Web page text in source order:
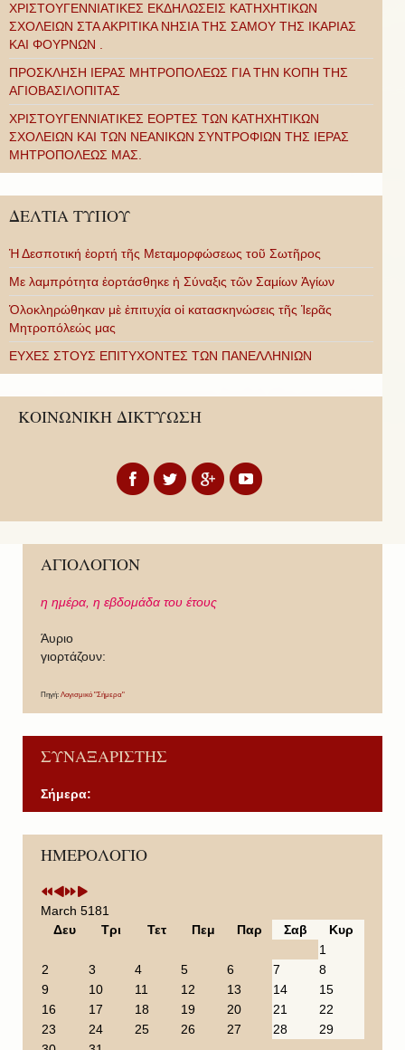
ΧΡΙΣΤΟΥΓΕΝΝΙΑΤΙΚΕΣ ΕΚΔΗΛΩΣΕΙΣ ΚΑΤΗΧΗΤΙΚΩΝ
ΣΧΟΛΕΙΩΝ ΣΤΑ ΑΚΡΙΤΙΚΑ ΝΗΣΙΑ ΤΗΣ ΣΑΜΟΥ ΤΗΣ ΙΚΑΡΙΑΣ
ΚΑΙ ΦΟΥΡΝΩΝ .
ΠΡΟΣΚΛΗΣΗ ΙΕΡΑΣ ΜΗΤΡΟΠΟΛΕΩΣ ΓΙΑ ΤΗΝ ΚΟΠΗ ΤΗΣ
ΑΓΙΟΒΑΣΙΛΟΠΙΤΑΣ
ΧΡΙΣΤΟΥΓΕΝΝΙΑΤΙΚΕΣ ΕΟΡΤΕΣ ΤΩΝ ΚΑΤΗΧΗΤΙΚΩΝ
ΣΧΟΛΕΙΩΝ ΚΑΙ ΤΩΝ ΝΕΑΝΙΚΩΝ ΣΥΝΤΡΟΦΙΩΝ ΤΗΣ ΙΕΡΑΣ
ΜΗΤΡΟΠΟΛΕΩΣ ΜΑΣ.
ΔΕΛΤΙΑ ΤΥΠΟΥ
Ἡ Δεσποτική ἑορτή τῆς Μεταμορφώσεως τοῦ Σωτῆρος
Με λαμπρότητα ἑορτάσθηκε ἡ Σύναξις τῶν Σαμίων Ἁγίων
Ὁλοκληρώθηκαν μὲ ἐπιτυχία οἱ κατασκηνώσεις τῆς Ἱερᾶς
Μητροπόλεώς μας
ΕΥΧΕΣ ΣΤΟΥΣ ΕΠΙΤΥΧΟΝΤΕΣ ΤΩΝ ΠΑΝΕΛΛΗΝΙΩΝ
ΚΟΙΝΩΝΙΚΗ ΔΙΚΤΥΩΣΗ
ΑΓΙΟΛΟΓΙΟΝ
η ημέρα, η εβδομάδα του έτους
Άυριο
γιορτάζουν:
Πηγή: Λογισμικό "Σήμερα"
ΣΥΝΑΞΑΡΙΣΤΗΣ
Σήμερα:
ΗΜΕΡΟΛΟΓΙΟ
P
r
v
i
e
a
r
P
r
v
i
o
n
t
N
e
t
Y
e
N
e
t
M
March 5181
Δευ
Τρι Τετ Πεμ Παρ Σαβ
Κυρ
1
2
3 4 5 6 7
8
9
10 11 12 13 14
15
16
17 18 19 20 21
22
23
24 25 26 27 28
29